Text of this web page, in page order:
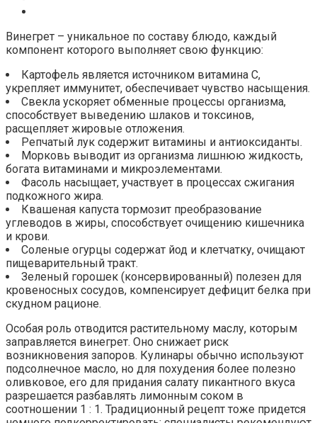
Винегрет – уникальное по составу блюдо, каждый
компонент которого выполняет свою функцию:
Картофель является источником витамина C,
укрепляет иммунитет, обеспечивает чувство насыщения.
Свекла ускоряет обменные процессы организма,
способствует выведению шлаков и токсинов,
расщепляет жировые отложения.
Репчатый лук содержит витамины и антиоксиданты.
Морковь выводит из организма лишнюю жидкость,
богата витаминами и микроэлементами.
Фасоль насыщает, участвует в процессах сжигания
подкожного жира.
Квашеная капуста тормозит преобразование
углеводов в жиры, способствует очищению кишечника
и крови.
Соленые огурцы содержат йод и клетчатку, очищают
пищеварительный тракт.
Зеленый горошек (консервированный) полезен для
кровеносных сосудов, компенсирует дефицит белка при
скудном рационе.
Особая роль отводится растительному маслу, которым
заправляется винегрет. Оно снижает риск
возникновения запоров. Кулинары обычно используют
подсолнечное масло, но для похудения более полезно
оливковое, его для придания салату пикантного вкуса
разрешается разбавлять лимонным соком в
соотношении 1 : 1. Традиционный рецепт тоже придется